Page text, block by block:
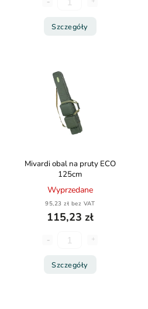
Szczegóły
Mivardi obal na pruty ECO
125cm
Wyprzedane
95,23 zł bez VAT
115,23 zł
Szczegóły